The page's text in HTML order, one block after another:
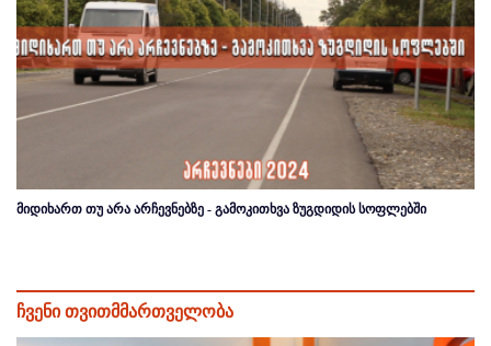
მიდიხართ თუ არა არჩევნებზე - გამოკითხვა ზუგდიდის სოფლებში
ჩვენი თვითმმართველობა